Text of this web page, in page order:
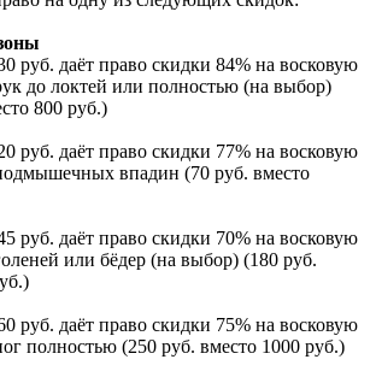
руб. даёт право скидки 84% на восковую
до локтей или полностью (на выбор)
800 руб.)
руб. даёт право скидки 77% на восковую
впадин (70 руб. вместо
руб. даёт право скидки 70% на восковую
или бёдер (на выбор) (180 руб.
руб. даёт право скидки 75% на восковую
полностью (250 руб. вместо 1000 руб.)